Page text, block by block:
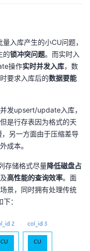
入库产生的小CU问题，
的锁冲突问题。而实时入
操作实时并发入库，数
要求入库后的数据要能
发upsert/update入库，
是行存表因为格式的天
另一方面由于压缩差导
成本。
存储格式尽量降低磁盘占
高性能的查询效率。面
景，同时拥有处理传统
：